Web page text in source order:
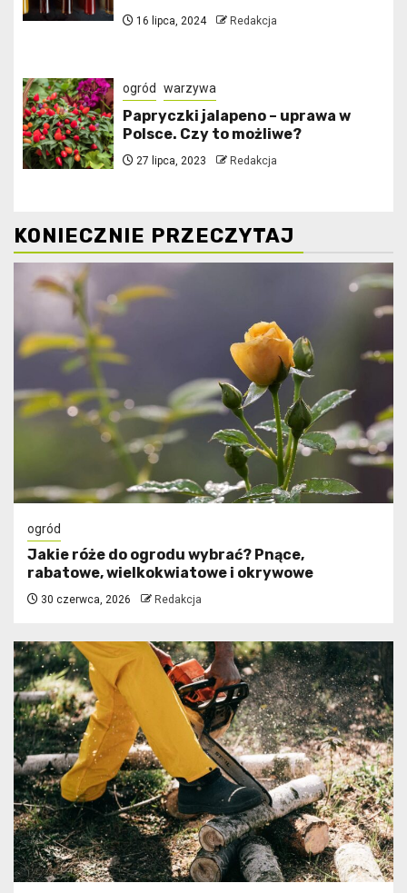
16 lipca, 2024 Redakcja
ogród warzywa
Papryczki jalapeno – uprawa w
Polsce. Czy to możliwe?
27 lipca, 2023 Redakcja
KONIECZNIE PRZECZYTAJ
ogród
Jakie róże do ogrodu wybrać? Pnące,
rabatowe, wielkokwiatowe i okrywowe
30 czerwca, 2026 Redakcja